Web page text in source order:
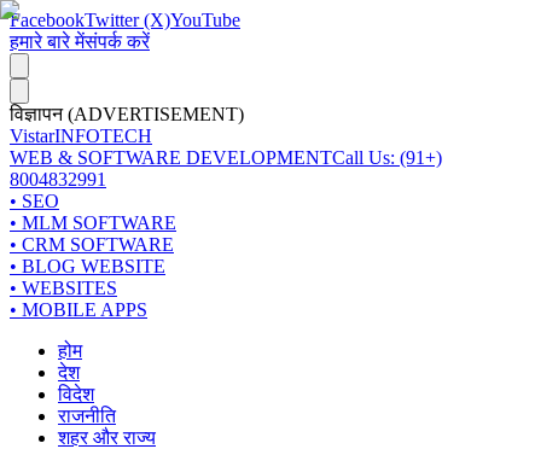
FacebookTwitter (X)YouTube
हमारे बारे मेंसंपर्क करें
विज्ञापन (ADVERTISEMENT)
VistarINFOTECH
WEB & SOFTWARE DEVELOPMENTCall Us: (91+)
8004832991
• SEO
• MLM SOFTWARE
• CRM SOFTWARE
• BLOG WEBSITE
• WEBSITES
• MOBILE APPS
होम
देश
विदेश
राजनीति
शहर और राज्य